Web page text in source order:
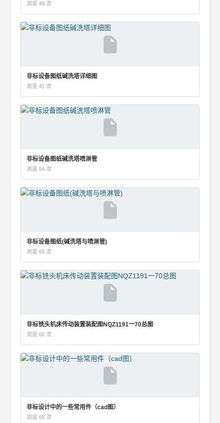
浏览 49 次
非标设备图纸碱洗塔详细图
浏览 41 次
非标设备图纸碱洗塔喷淋管
浏览 54 次
非标设备图纸(碱洗塔与喷淋管)
浏览 65 次
非标铣头机床传动装置装配图NQZ1191一70总图
浏览 60 次
非标设计中的一些常用件（cad图）
浏览 65 次